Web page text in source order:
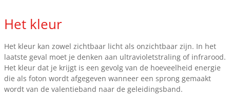
Het kleur
Het kleur kan zowel zichtbaar licht als onzichtbaar zijn. In het
laatste geval moet je denken aan ultravioletstraling of infrarood.
Het kleur dat je krijgt is een gevolg van de hoeveelheid energie
die als foton wordt afgegeven wanneer een sprong gemaakt
wordt van de valentieband naar de geleidingsband.